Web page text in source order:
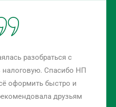
что научили меня
сложностями
жизни. Теперь всё стало
порекомендую вас